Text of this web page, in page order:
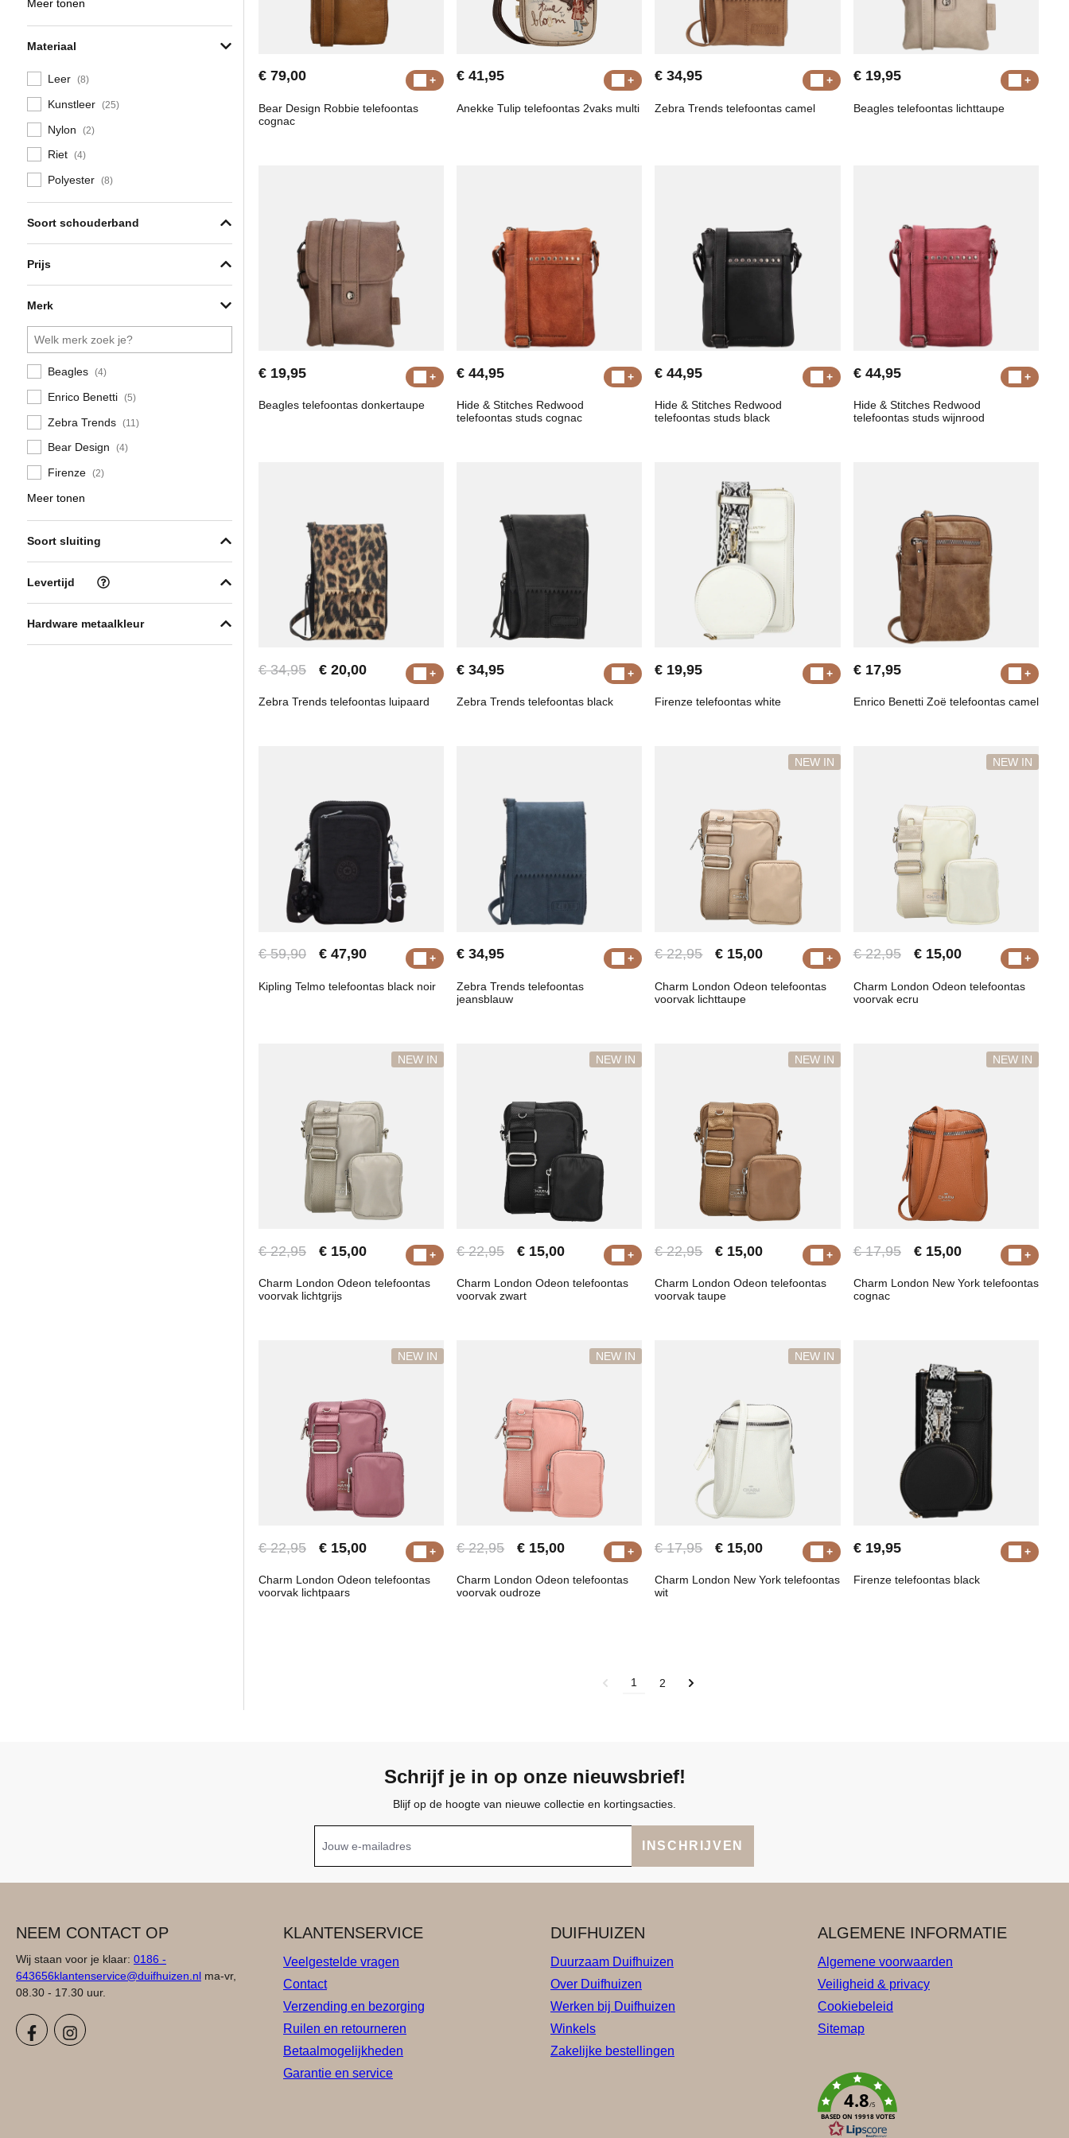
Meer tonen
Materiaal
Leer (8)
Kunstleer (25)
Nylon (2)
Riet (4)
Polyester (8)
Soort schouderband
Prijs
Merk
Beagles (4)
Enrico Benetti (5)
Zebra Trends (11)
Bear Design (4)
Firenze (2)
Meer tonen
Soort sluiting
Levertijd
Hardware metaalkleur
€ 79,00
Bear Design Robbie telefoontas
cognac
€ 41,95
Anekke Tulip telefoontas 2vaks multi
€ 34,95
Zebra Trends telefoontas camel
€ 19,95
Beagles telefoontas lichttaupe
€ 19,95
Beagles telefoontas donkertaupe
€ 44,95
Hide & Stitches Redwood
telefoontas studs cognac
€ 44,95
Hide & Stitches Redwood
telefoontas studs black
€ 44,95
Hide & Stitches Redwood
telefoontas studs wijnrood
€ 34,95 € 20,00
Zebra Trends telefoontas luipaard
€ 34,95
Zebra Trends telefoontas black
€ 19,95
Firenze telefoontas white
€ 17,95
Enrico Benetti Zoë telefoontas camel
€ 59,90 € 47,90
Kipling Telmo telefoontas black noir
€ 34,95
Zebra Trends telefoontas
jeansblauw
NEW IN
€ 22,95 € 15,00
Charm London Odeon telefoontas
voorvak lichttaupe
NEW IN
€ 22,95 € 15,00
Charm London Odeon telefoontas
voorvak ecru
NEW IN
€ 22,95 € 15,00
Charm London Odeon telefoontas
voorvak lichtgrijs
NEW IN
€ 22,95 € 15,00
Charm London Odeon telefoontas
voorvak zwart
NEW IN
€ 22,95 € 15,00
Charm London Odeon telefoontas
voorvak taupe
NEW IN
€ 17,95 € 15,00
Charm London New York telefoontas
cognac
NEW IN
€ 22,95 € 15,00
Charm London Odeon telefoontas
voorvak lichtpaars
NEW IN
€ 22,95 € 15,00
Charm London Odeon telefoontas
voorvak oudroze
NEW IN
€ 17,95 € 15,00
Charm London New York telefoontas
wit
€ 19,95
Firenze telefoontas black
1 2
Schrijf je in op onze nieuwsbrief!
Blijf op de hoogte van nieuwe collectie en kortingsacties.
INSCHRIJVEN
NEEM CONTACT OP
Wij staan voor je klaar: 0186 -
643656klantenservice@duifhuizen.nl ma-vr,
08.30 - 17.30 uur.
KLANTENSERVICE
Veelgestelde vragen
Contact
Verzending en bezorging
Ruilen en retourneren
Betaalmogelijkheden
Garantie en service
DUIFHUIZEN
Duurzaam Duifhuizen
Over Duifhuizen
Werken bij Duifhuizen
Winkels
Zakelijke bestellingen
ALGEMENE INFORMATIE
Algemene voorwaarden
Veiligheid & privacy
Cookiebeleid
Sitemap
4.8/5
BASED ON 19918 VOTES